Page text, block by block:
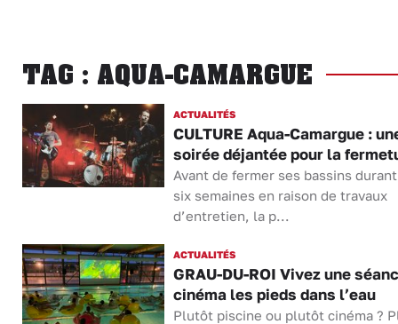
TAG : AQUA-CAMARGUE
ACTUALITÉS
CULTURE Aqua-Camargue :
soirée déjantée pour la
Avant de fermer ses bassins durant
six semaines en raison de travaux
d’entretien, la p...
ACTUALITÉS
GRAU-DU-ROI Vivez une
cinéma les pieds dans l’eau
Plutôt piscine ou plutôt cinéma ?